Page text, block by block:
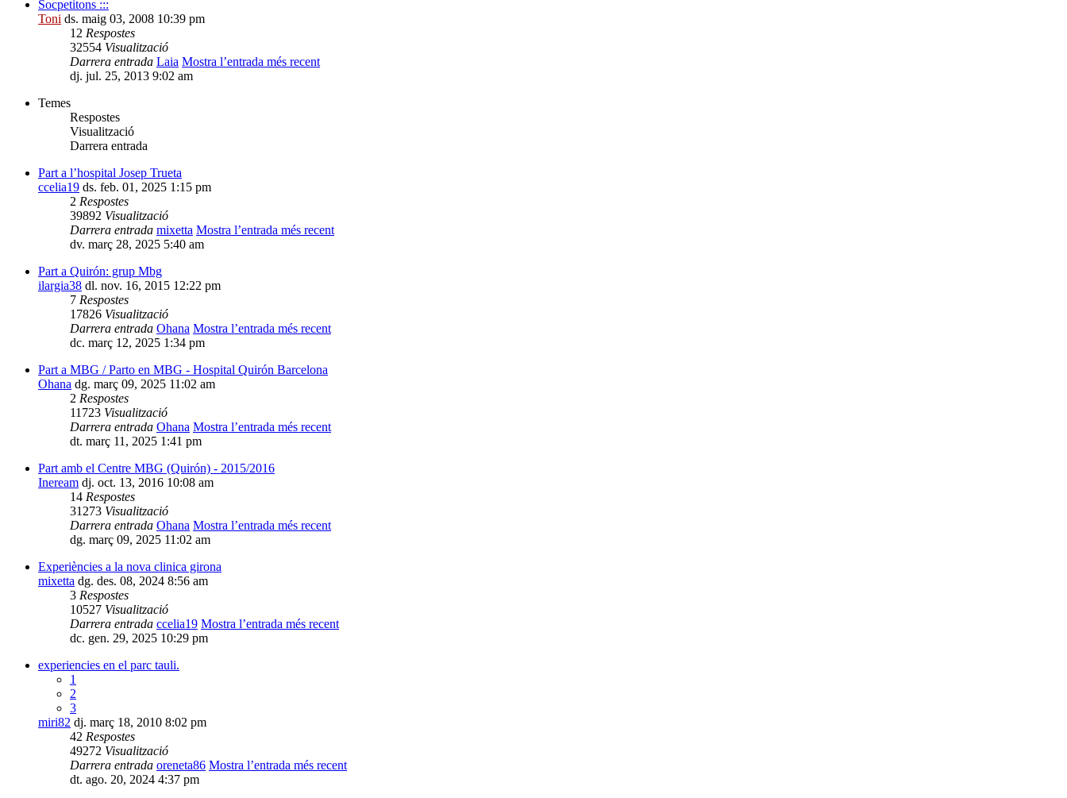
Socpetitons :::
Toni ds. maig 03, 2008 10:39 pm
12 Respostes
32554 Visualització
Darrera entrada Laia Mostra l’entrada més recent
dj. jul. 25, 2013 9:02 am
Temes
Respostes
Visualització
Darrera entrada
Part a l’hospital Josep Trueta
ccelia19 ds. feb. 01, 2025 1:15 pm
2 Respostes
39892 Visualització
Darrera entrada mixetta Mostra l’entrada més recent
dv. març 28, 2025 5:40 am
Part a Quirón: grup Mbg
ilargia38 dl. nov. 16, 2015 12:22 pm
7 Respostes
17826 Visualització
Darrera entrada Ohana Mostra l’entrada més recent
dc. març 12, 2025 1:34 pm
Part a MBG / Parto en MBG - Hospital Quirón Barcelona
Ohana dg. març 09, 2025 11:02 am
2 Respostes
11723 Visualització
Darrera entrada Ohana Mostra l’entrada més recent
dt. març 11, 2025 1:41 pm
Part amb el Centre MBG (Quirón) - 2015/2016
Ineream dj. oct. 13, 2016 10:08 am
14 Respostes
31273 Visualització
Darrera entrada Ohana Mostra l’entrada més recent
dg. març 09, 2025 11:02 am
Experiències a la nova clinica girona
mixetta dg. des. 08, 2024 8:56 am
3 Respostes
10527 Visualització
Darrera entrada ccelia19 Mostra l’entrada més recent
dc. gen. 29, 2025 10:29 pm
experiencies en el parc tauli.
1
2
3
miri82 dj. març 18, 2010 8:02 pm
42 Respostes
49272 Visualització
Darrera entrada oreneta86 Mostra l’entrada més recent
dt. ago. 20, 2024 4:37 pm